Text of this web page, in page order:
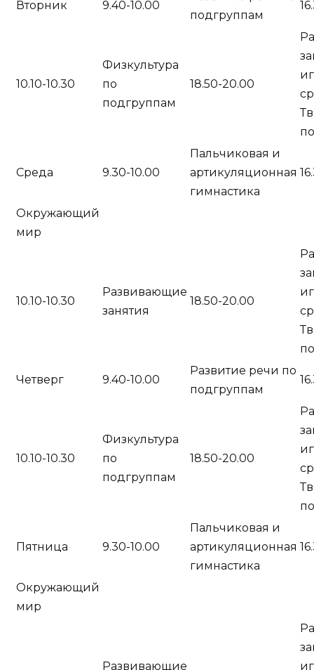
Вторник 9.40-10.00
подгруппам
10.10-10.30
Физкультура
по
подгруппам
18.50-20.00
Среда 9.30-10.00
Пальчиковая и
артикуляционная
гимнастика
Окружающий
мир
10.10-10.30
Развивающие
занятия
18.50-20.00
Четверг 9.40-10.00
Развитие речи по
подгруппам
10.10-10.30
Физкультура
по
подгруппам
18.50-20.00
Пятница 9.30-10.00
Пальчиковая и
артикуляционная
гимнастика
Окружающий
мир
Развивающие